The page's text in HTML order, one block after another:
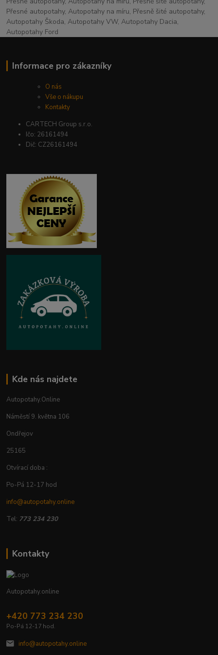
Přesné autopotahy, Autopotahy na míru, Přesně šité autopotahy,
Autopotahy Škoda, Autopotahy VW, Autopotahy Dacia,
Autopotahy Ford
Informace pro zákazníky
O nás
Vše o nákupu
Kontakty
CARTECH Group s.r.o.
Ičo: 26161494
Dič: CZ26161494
Kde nás najdete
Autopotahy.Online
Náměstí 9. května 106
Ondřejov
25165
Otvírací doba :
Po-Pá 12-17 hod
info@autopotahy.online
Tel: 773 234 230
Kontakty
Autopotahy.online
+420 773 234 230
Po-Pá 12-17 hod.
info@autopotahy.online